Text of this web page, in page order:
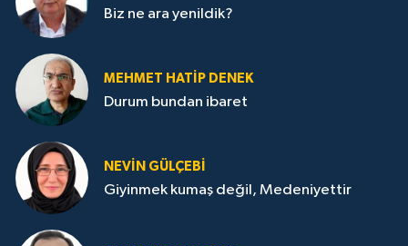
Biz ne ara yenildik?
MEHMET HATİP DENEK
Durum bundan ibaret
NEVİN GÜLÇEBİ
Giyinmek kumaş değil, Medeniyettir